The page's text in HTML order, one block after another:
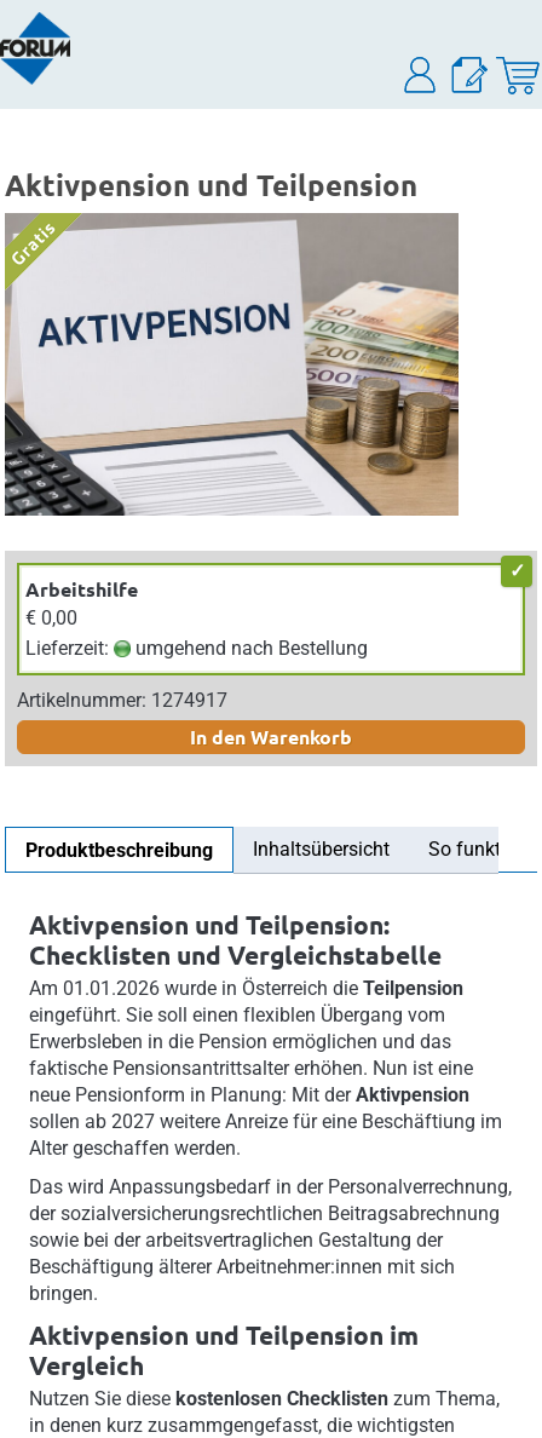
Aktivpension und Teilpension
Arbeitshilfe
€ 0,00
Lieferzeit:
umgehend nach Bestellung
Artikelnummer: 1274917
In den Warenkorb
Produktbeschreibung Inhaltsübersicht So
Aktivpension und Teilpension:
Checklisten und Vergleichstabelle
Am 01.01.2026 wurde in Österreich die Teilpension
eingeführt. Sie soll einen flexiblen Übergang vom
Erwerbsleben in die Pension ermöglichen und das
faktische Pensionsantrittsalter erhöhen. Nun ist eine
neue Pensionform in Planung: Mit derAktivpension
sollen ab 2027 weitere Anreize für eine Beschäftiung im
Alter geschaffen werden.
Das wird Anpassungsbedarf in der Personalverrechnung,
der sozialversicherungsrechtlichen Beitragsabrechnung
sowie bei der arbeitsvertraglichen Gestaltung der
Beschäftigung älterer Arbeitnehmer:innen mit sich
bringen.
Aktivpension und Teilpension im
Vergleich
Nutzen Sie diese kostenlosen Checklistenzum Thema,
in denen kurz zusammgengefasst, die wichtigsten